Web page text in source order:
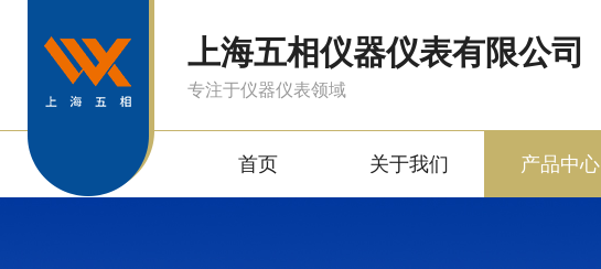
上海五相仪器仪表有限公司
专注于仪器仪表领域
首页 关于我们 产品中心